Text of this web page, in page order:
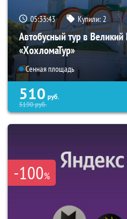
05:33:41 Купили: 2
Автобусный тур в Великий
«ХохломаТур»
Сенная площадь
510 руб.
5190руб.
-100%